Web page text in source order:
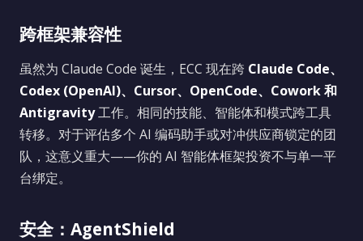
跨框架兼容性
虽然为 Claude Code 诞生，ECC 现在跨 Claude Code、
Codex (OpenAI)、Cursor、OpenCode、Cowork 和
Antigravity工作。相同的技能、智能体和模式跨工具
转移。对于评估多个 AI 编码助手或对冲供应商锁定的团
队，这意义重大——你的 AI 智能体框架投资不与单一平
台绑定。
安全：AgentShield